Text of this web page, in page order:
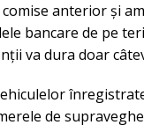
anterior și
bancare de pe
va dura doar
de